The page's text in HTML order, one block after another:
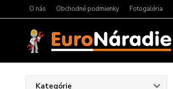
O nás Obchodné podmienky Fotogaléria
Kategórie